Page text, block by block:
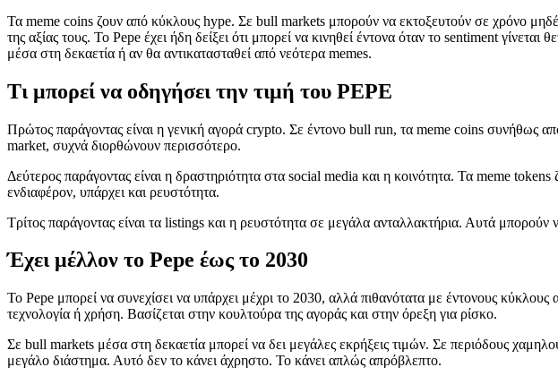
Τα meme coins ζουν από κύκλους hype. Σε bull markets μπορούν να εκτοξευτούν σε χρόνο
της αξίας τους. Το Pepe έχει ήδη δείξει ότι μπορεί να κινηθεί έντονα όταν το sentiment
μέσα στη δεκαετία ή αν θα αντικατασταθεί από νεότερα memes.
Τι μπορεί να οδηγήσει την τιμή του PEPE
Πρώτος παράγοντας είναι η γενική αγορά crypto. Σε έντονο bull run, τα meme coins συνήθως
market, συχνά διορθώνουν περισσότερο.
Δεύτερος παράγοντας είναι η δραστηριότητα στα social media και η κοινότητα. Τα meme
ενδιαφέρον, υπάρχει και ρευστότητα.
Τρίτος παράγοντας είναι τα listings και η ρευστότητα σε μεγάλα ανταλλακτήρια. Αυτά
Έχει μέλλον το Pepe έως το 2030
Το Pepe μπορεί να συνεχίσει να υπάρχει μέχρι το 2030, αλλά πιθανότατα με έντονους κύκλους
τεχνολογία ή χρήση. Βασίζεται στην κουλτούρα της αγοράς και στην όρεξη για ρίσκο.
Σε bull markets μέσα στη δεκαετία μπορεί να δει μεγάλες εκρήξεις τιμών. Σε περιόδους
μεγάλο διάστημα. Αυτό δεν το κάνει άχρηστο. Το κάνει απλώς απρόβλεπτο.